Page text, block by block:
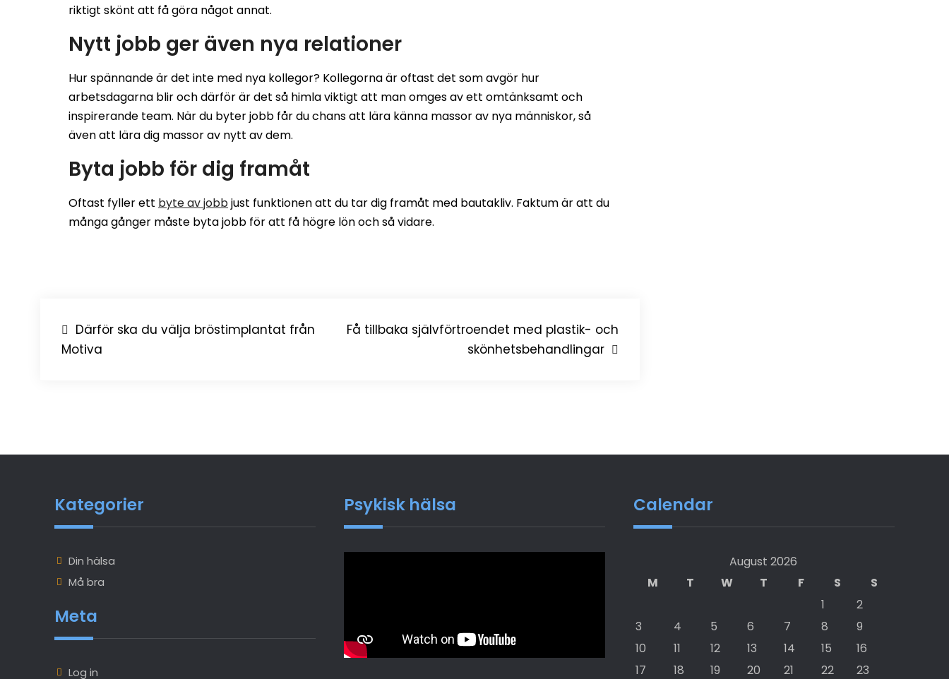
riktigt skönt att få göra något annat.
Nytt jobb ger även nya relationer
Hur spännande är det inte med nya kollegor? Kollegorna är oftast det som avgör hur
arbetsdagarna blir och därför är det så himla viktigt att man omges av ett omtänksamt och
inspirerande team. När du byter jobb får du chans att lära känna massor av nya människor, så
även att lära dig massor av nytt av dem.
Byta jobb för dig framåt
Oftast fyller ett byte av jobbjust funktionen att du tar dig framåt med bautakliv. Faktum är att du
många gånger måste byta jobb för att få högre lön och så vidare.
Post
navigation
Därför ska du välja bröstimplantat från
Motiva
Få tillbaka självförtroendet med plastik- och
skönhetsbehandlingar
Kategorier
Din hälsa
Må bra
Meta
Log in
Psykisk hälsa Calendar
August 2026
M
T W T F S
S
1
2
3
4 5 6 7 8
9
10
11 12 13 14 15
16
17
18 19 20 21 22 23